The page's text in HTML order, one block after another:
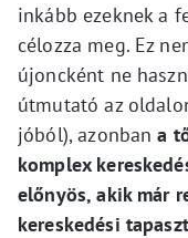
inkább ezeknek a
célozza meg. Ez
újoncként ne
útmutató az
jóból), azonbana
komplex
előnyös, akik már
kereskedési